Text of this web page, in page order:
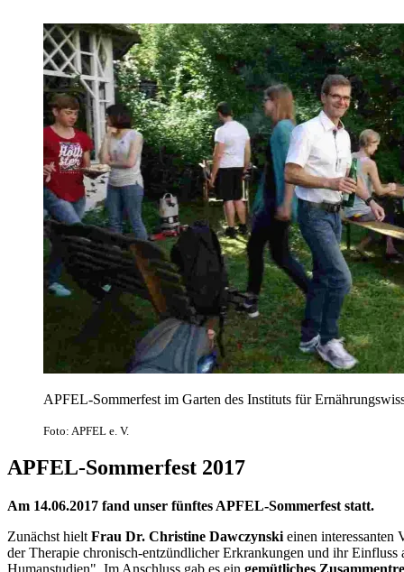
APFEL-Sommerfest im Garten des Instituts für
Foto: APFEL e. V.
APFEL-Sommerfest 2017
Am 14.06.2017 fand unser fünftes APFEL-Sommerfest statt.
Zunächst hielt Frau Dr. Christine Dawczynski einen interessanten
der Therapie chronisch-entzündlicher Erkrankungen und ihr